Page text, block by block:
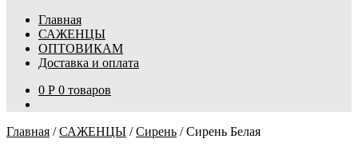
Главная
САЖЕНЦЫ
ОПТОВИКАМ
Доставка и оплата
0 Р 0 товаров
Главная /САЖЕНЦЫ /Сирень /Сирень Белая